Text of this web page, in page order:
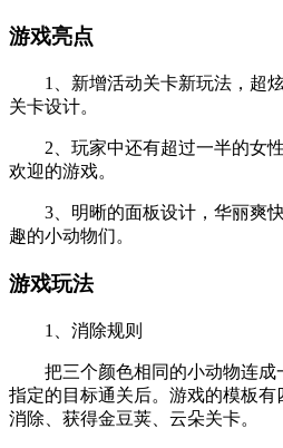
游戏亮点
1、新增活动关卡新玩法，超炫
关卡设计。
2、玩家中还有超过一半的女性
欢迎的游戏。
3、明晰的面板设计，华丽爽快
趣的小动物们。
游戏玩法
1、消除规则
把三个颜色相同的小动物连成
指定的目标通关后。游戏的模板
消除、获得金豆荚、云朵关卡。